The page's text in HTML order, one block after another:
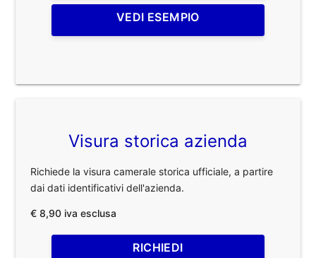
VEDI ESEMPIO
Visura storica azienda
Richiede la visura camerale storica ufficiale, a partire
dai dati identificativi dell'azienda.
€ 8,90 iva esclusa
RICHIEDI